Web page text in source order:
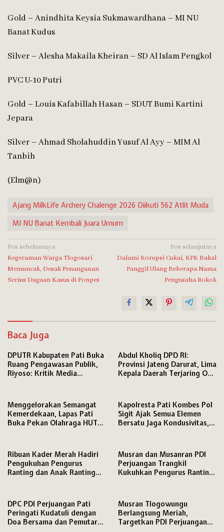
Gold – Anindhita Keysia Sukmawardhana – MI NU
Banat Kudus
Silver – Alesha Makaila Kheiran – SD Al Islam Pengkol
PVC U-10 Putri
Gold – Louis Kafabillah Hasan – SDUT Bumi Kartini
Jepara
Silver – Ahmad Sholahuddin Yusuf Al Ayy – MIM Al
Tanbih
(Elm@n)
Ajang MilkLife Archery Chalenge 2026 Diikuti 562 Atlit Muda
MI NU Banat Kembali Juara Umum
Navigasi
pos
Pos sebelumnya
Kegeraman Warga Tlogosari
Memuncak, Desak Penanganan
Serius Dugaan Kasus di Ponpes
Pos selanjutnya
Dalami Korupsi Cukai, KPK Bakal
Panggil Ulang Beberapa Nama
Pengusaha Rokok
Baca Juga
DPUTR Kabupaten Pati Buka
Ruang Pengawasan Publik,
Riyoso: Kritik Media
Abdul Kholiq DPD RI:
Provinsi Jateng Darurat, Lima
Kepala Daerah Terjaring OTT
Menggelorakan Semangat
Kemerdekaan, Lapas Pati
Buka Pekan Olahraga HUT
Perlombaan
Kapolresta Pati Kombes Pol
Sigit Ajak Semua Elemen
Bersatu Jaga Kondusivitas,
Ribuan Kader Merah Hadiri
Pengukuhan Pengurus
Ranting dan Anak Ranting
Musran dan Musanran PDI
Perjuangan Trangkil
Kukuhkan Pengurus Ranting
DPC PDI Perjuangan Pati
Peringati Kudatuli dengan
Doa Bersama dan Pemutaran
Musran Tlogowungu
Berlangsung Meriah,
Targetkan PDI Perjuangan